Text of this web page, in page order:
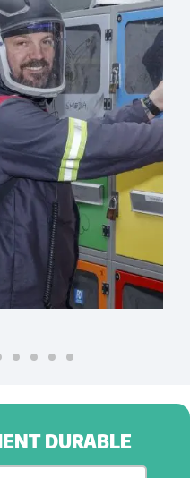
DURABLE